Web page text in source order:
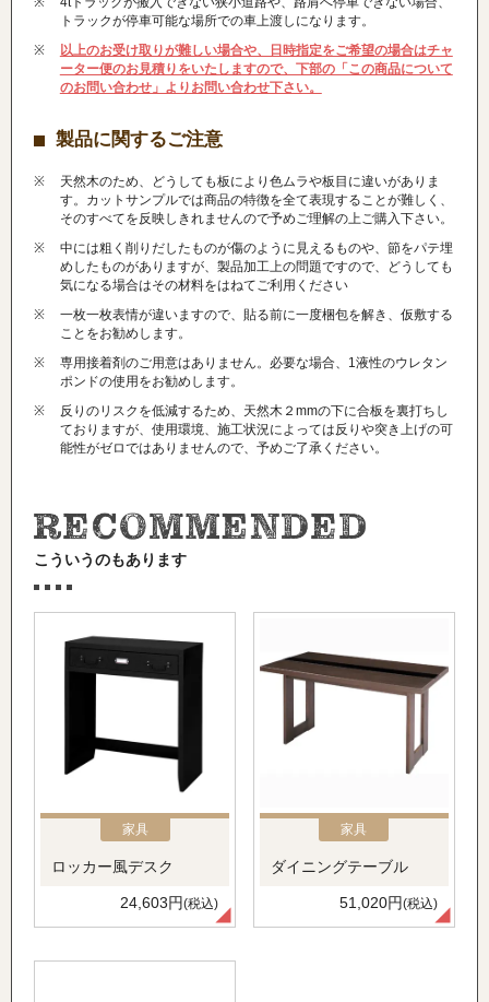
トラックが停車可能な場所での車上渡しになります。
以上のお受け取りが難しい場合や、日時指定をご希望の場合はチャ
ーター便のお見積りをいたしますので、下部の「この商品について
のお問い合わせ」よりお問い合わせ下さい。
製品に関するご注意
天然木のため、どうしても板により色ムラや板目に違いがありま
す。カットサンプルでは商品の特徴を全て表現することが難しく、
そのすべてを反映しきれませんので予めご理解の上ご購入下さい。
中には粗く削りだしたものが傷のように見えるものや、節をパテ埋
めしたものがありますが、製品加工上の問題ですので、どうしても
気になる場合はその材料をはねてご利用ください
一枚一枚表情が違いますので、貼る前に一度梱包を解き、仮敷する
ことをお勧めします。
専用接着剤のご用意はありません。必要な場合、1液性のウレタン
ポンドの使用をお勧めします。
反りのリスクを低減するため、天然木２mmの下に合板を裏打ちし
ておりますが、使用環境、施工状況によっては反りや突き上げの可
能性がゼロではありませんので、予めご了承ください。
こういうのもあります
家具
ロッカー風デスク
24,603円(税込)
家具
ダイニングテーブル
51,020円(税込)